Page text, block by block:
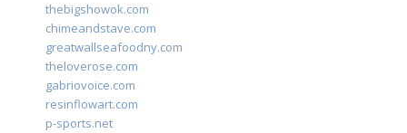
thebigshowok.com
chimeandstave.com
greatwallseafoodny.com
theloverose.com
gabriovoice.com
resinflowart.com
p-sports.net